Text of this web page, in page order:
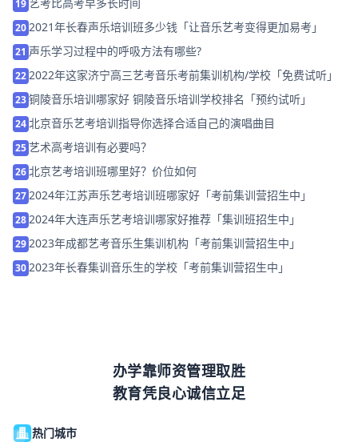
19
202021年长春声乐培训班多少钱「让音乐艺考变得更加易考」
21 声乐学习过程中的呼吸方法有哪些?
222022年这家济宁高三艺考音乐考前集训机构/学校「免费试听」
23铜陵音乐培训哪家好 铜陵音乐培训学校排名「预约试听」
24北京音乐艺考培训指导你选择合适自己的演唱曲目
25艺术高考培训有必要吗？
26北京艺考培训班哪里好？价位如何
272024年江苏声乐艺考培训班哪家好「考前集训营招生中」
282024年大连声乐艺考培训哪家好推荐「集训班招生中」
292023年成都艺考音乐生集训机构「考前集训营招生中」
302023年长春集训音乐生的学校「考前集训营招生中」
办学靠师资管理取胜
教育凭良心诚信立足
热门城市